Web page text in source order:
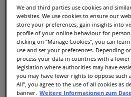
We and third parties use cookies and
websites. We use cookies to ensure our
store your preferences, gain insights into
profile of your online behaviour for
clicking on “Manage Cookies”, you can
use and set your preferences. Depending
process your data in countries with a
legislation where authorities may have
you may have fewer rights to oppose such
All”, you agree to the use of all cookies as
banner. Weitere Informationen zum